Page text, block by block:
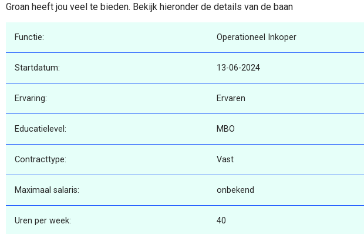
Groan heeft jou veel te bieden. Bekijk hieronder de details van de baan
Functie: Operationeel Inkoper
Startdatum: 13-06-2024
Ervaring: Ervaren
Educatielevel: MBO
Contracttype: Vast
Maximaal salaris: onbekend
Uren per week: 40